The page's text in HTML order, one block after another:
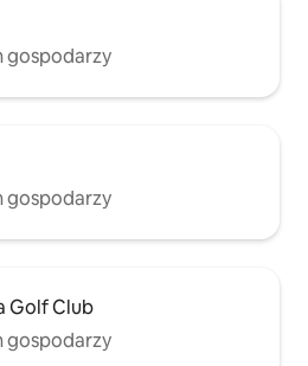
gospodarzy
gospodarzy
Golf Club
gospodarzy